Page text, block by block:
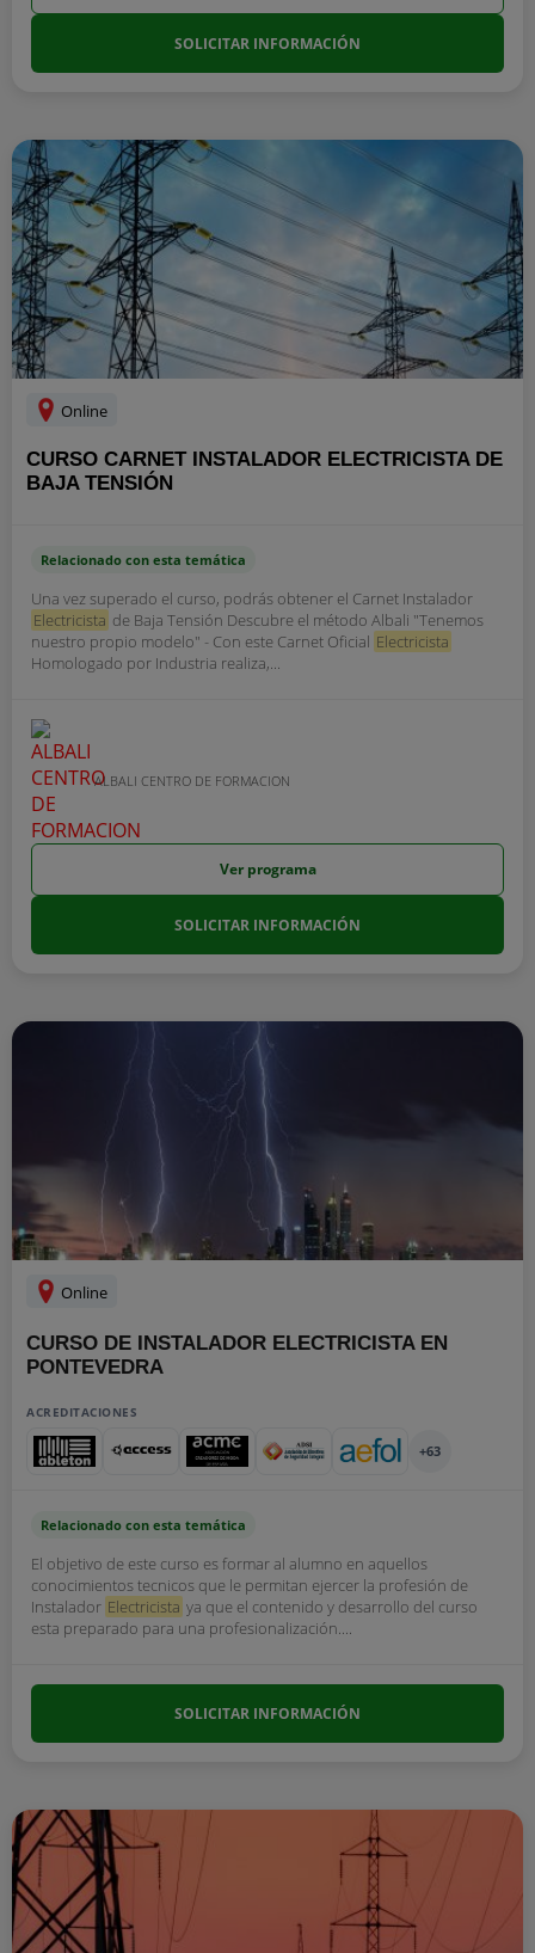
SOLICITAR INFORMACIÓN
Online
CURSO CARNET INSTALADOR ELECTRICISTA DE
BAJA TENSIÓN
Relacionado con esta temática
Una vez superado el curso, podrás obtener el Carnet Instalador
Electricista de Baja Tensión Descubre el método Albali "Tenemos
nuestro propio modelo" - Con este Carnet Oficial Electricista
Homologado por Industria realiza,...
ALBALI CENTRO DE FORMACION
Ver programa
SOLICITAR INFORMACIÓN
Online
CURSO DE INSTALADOR ELECTRICISTA EN
PONTEVEDRA
ACREDITACIONES
+63
Relacionado con esta temática
El objetivo de este curso es formar al alumno en aquellos
conocimientos tecnicos que le permitan ejercer la profesión de
Instalador Electricista ya que el contenido y desarrollo del curso
esta preparado para una profesionalización....
SOLICITAR INFORMACIÓN